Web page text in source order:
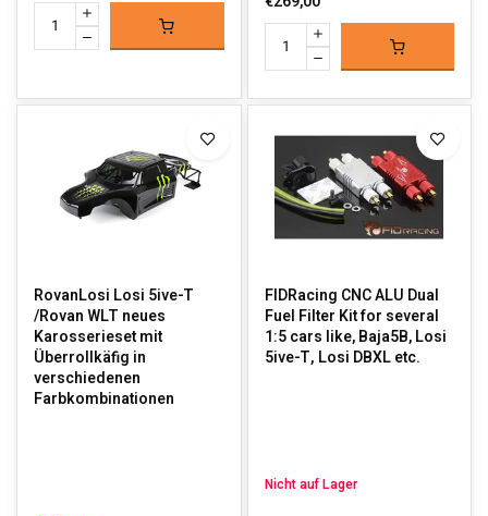
RovanLosi Losi 5ive-T
/Rovan WLT neues
Karosserieset mit
Überrollkäfig in
verschiedenen
Farbkombinationen
FIDRacing CNC ALU Dual
Fuel Filter Kit for several
1:5 cars like, Baja5B, Losi
5ive-T, Losi DBXL etc.
Nicht auf Lager